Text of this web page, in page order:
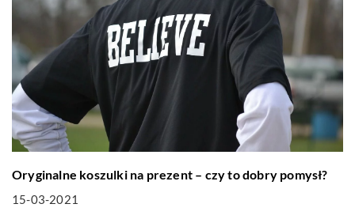
Oryginalne koszulki na prezent – czy to dobry pomysł?
15-03-2021